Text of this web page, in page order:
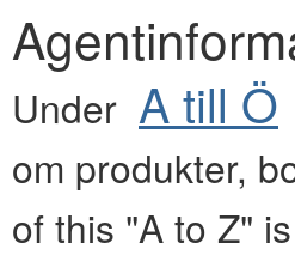
Under A till Ö
om produkter,
of this "A to Z"